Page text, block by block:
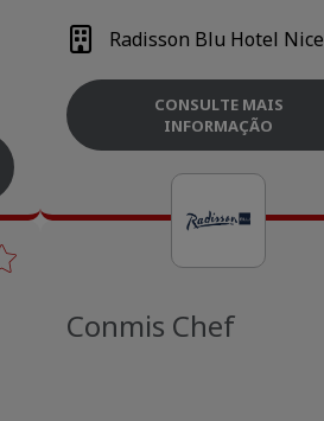
Radisson Blu Hotel Nice
CONSULTE MAIS
INFORMAÇÃO
Conmis Chef